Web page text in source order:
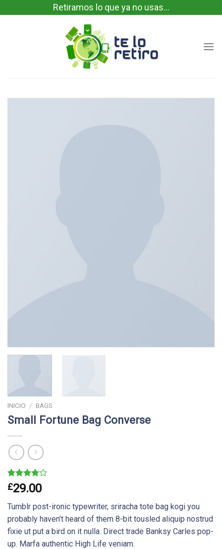
to
Retiramos lo que ya no usas...
INICIO / BAGS
Small Fortune Bag Converse
Valorado
4.00
basado
en
2
puntuaciones
de
clientes
£29.00
Tumblr post-ironic typewriter, sriracha tote bag kogi you
probably haven’t heard of them 8-bit tousled aliquip nostrud
fixie ut put a bird on it nulla. Direct trade Banksy Carles pop-
up. Marfa authentic High Life veniam.